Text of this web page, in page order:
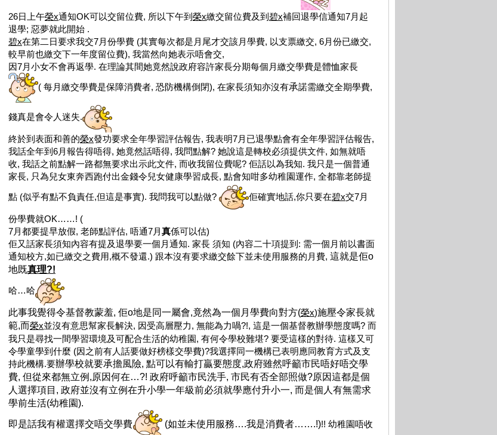
26日上午榮x通知OK可以交留位費, 所以下午到 榮x繳交留位費及到 碧x補回退學信通知7月起
退學; 惡夢就此開始 .
碧x在第二日要求我交7月份學費 (其實每次都是月尾才交該月學費, 以支票繳交, 6月份已繳交,
較早前也繳交下一年度留位費), 我當然向她表示唔會交,
因7月小女不會再返學. 在理論其間她竟然說政府容許家長分期每個月繳交學費是體恤家長
( 每月繳交學費是保障消費者, 恐防機構倒閉), 在家長須知亦沒有承諾需繳交全期學費,
錢真是會令人迷失.
終於到表面和善的榮x發功要求全年學習評估報告, 我表明7月已退學點會有全年學習評估報告,
我話全年到6月報告得唔得, 她竟然話唔得, 我問點解? 她說這是轉校必須提供文件, 如無就唔
收, 我話之前點解一路都無要求出示此文件, 而收我留位費呢? 佢話以為我知. 我只是一個普通
家長, 只為兒女東奔西跑付出金錢令兒女健康學習成長, 點會知咁多幼稚園運作, 全都靠老師提
點 (似乎有點不負責任,但這是事實). 我問我可以點做?
佢確實地話,你只要在碧x交7月
份學費就OK……! (
7月都要提早放假, 老師點評估, 唔通7月真係可以估)
佢又話家長須知內容有提及退學要一個月通知. 家長 須知 (內容二十項提到: 需一個月前以書面
通知校方,如已繳交之費用,概不發還.) 跟本沒有要求繳交餘下並未使用服務的月費, 這就是佢o
地既真理?!
哈…哈
此事我覺得令基督教蒙羞, 佢o地是同一屬會,竟然為一個月學費向對方(榮x)施壓令家長就
範,而榮x並沒有意思幫家長解決, 因受高層壓力, 無能為力喎?!, 這是一個基督教辦學態度嗎? 而
我只是尋找一間學習環境及可配合生活的幼稚園, 有何令學校難堪? 要受這樣的對待. 這樣又可
令學童學到什麼 (因之前有人話要做好榜樣交學費)?我選擇同一機構已表明應同教育方式及支
持此機構.要辦學校就要承擔風險, 點可以有輸打贏要態度,政府雖然呼籲市民唔好唔交學
費, 但從來都無立例 ,原因何在…?! 政府呼籲市民洗手, 市民有否全部照做?原因這都是個
人選擇項目 , 政府並沒有立例在升小學一年級前必須就學應付升小一, 而是個人有無需求
學前生活(幼稚園).
即是話我有權選擇交唔交學費 (如並未使用服務….我是消費者…….!)!! 幼稚園唔收